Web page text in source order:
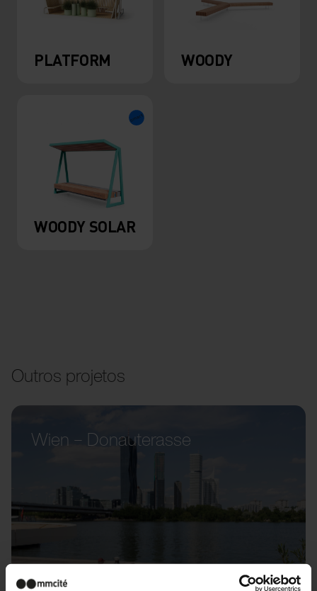
PLATFORM WOODY
WOODY SOLAR
Outros projetos
Wien – Donauterasse